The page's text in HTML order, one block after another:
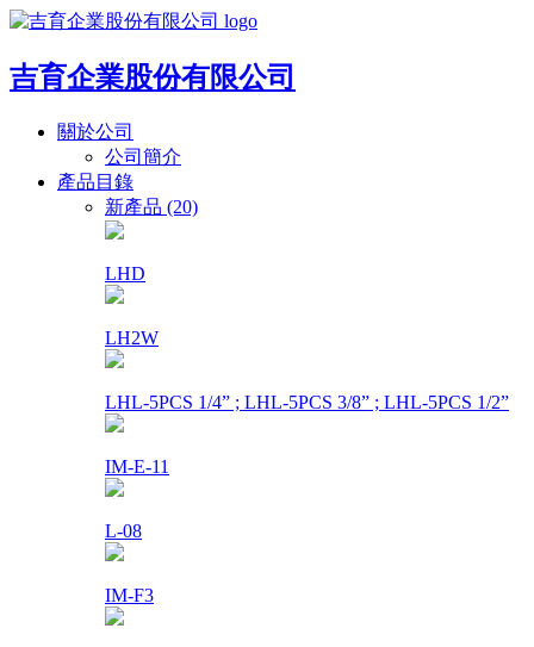
吉育企業股份有限公司
關於公司
公司簡介
產品目錄
新產品 (20)
LHD
LH2W
LHL-5PCS 1/4” ; LHL-5PCS 3/8” ; LHL-5PCS 1/2”
IM-E-11
L-08
IM-F3